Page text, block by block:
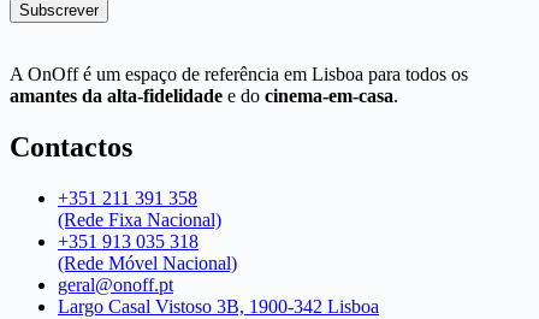
Subscrever
A OnOff é um espaço de referência em Lisboa para todos os
amantes da alta-fidelidade e do cinema-em-casa.
Contactos
+351 211 391 358
(Rede Fixa Nacional)
+351 913 035 318
(Rede Móvel Nacional)
geral@onoff.pt
Largo Casal Vistoso 3B, 1900-342 Lisboa